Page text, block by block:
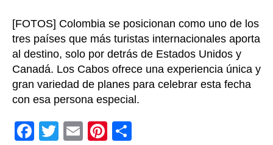
[FOTOS] Colombia se posicionan como uno de los
tres países que más turistas internacionales aporta
al destino, solo por detrás de Estados Unidos y
Canadá. Los Cabos ofrece una experiencia única y
gran variedad de planes para celebrar esta fecha
con esa persona especial.
F
T
E
Pi